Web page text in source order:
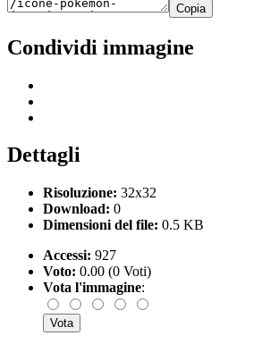
Copia
Condividi immagine
Dettagli
Risoluzione: 32x32
Download: 0
Dimensioni del file: 0.5 KB
Accessi: 927
Voto: 0.00 (0 Voti)
Vota l'immagine: